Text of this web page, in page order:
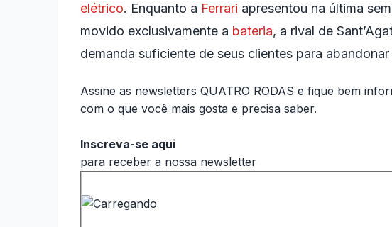
elétrico. Enquanto a Ferrari apresentou na última
movido exclusivamente a bateria, a rival de
demanda suficiente de seus clientes para
Assine as newsletters QUATRO RODAS e fique bem
com o que você mais gosta e precisa saber.
Inscreva-se aqui
para receber a nossa newsletter